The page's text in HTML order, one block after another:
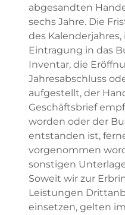
abgesandten
sechs Jahre. Die
des
Eintragung in das
Inventar, die
Jahresabschluss
aufgestellt, der
Geschäftsbrief
worden oder der
entstanden ist,
vorgenommen
sonstigen
Soweit wir zur
Leistungen
einsetzen, gelten